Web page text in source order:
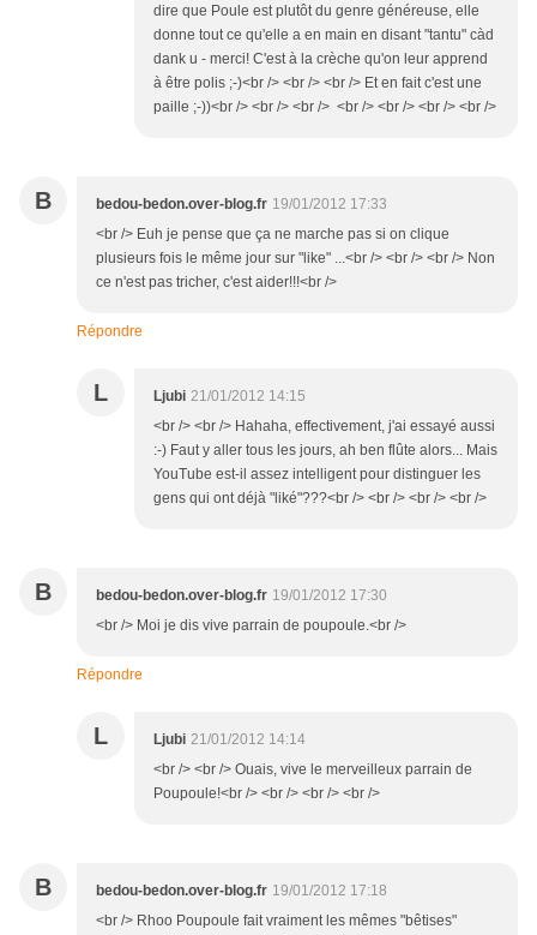
dire que Poule est plutôt du genre généreuse, elle
donne tout ce qu'elle a en main en disant "tantu" càd
dank u - merci! C'est à la crèche qu'on leur apprend
à être polis ;-)<br /> <br /> <br /> Et en fait c'est une
paille ;-))<br /> <br /> <br /> <br /> <br /> <br /> <br />
B bedou-bedon.over-blog.fr 19/01/2012 17:33
<br /> Euh je pense que ça ne marche pas si on clique
plusieurs fois le même jour sur "like" ...<br /> <br /> <br /> Non
ce n'est pas tricher, c'est aider!!!<br />
Répondre
L Ljubi 21/01/2012 14:15
<br /> <br /> Hahaha, effectivement, j'ai essayé aussi
:-) Faut y aller tous les jours, ah ben flûte alors... Mais
YouTube est-il assez intelligent pour distinguer les
gens qui ont déjà "liké"???<br /> <br /> <br /> <br />
B bedou-bedon.over-blog.fr 19/01/2012 17:30
<br /> Moi je dis vive parrain de poupoule.<br />
Répondre
L Ljubi 21/01/2012 14:14
<br /> <br /> Ouais, vive le merveilleux parrain de
Poupoule!<br /> <br /> <br /> <br />
B bedou-bedon.over-blog.fr 19/01/2012 17:18
<br /> Rhoo Poupoule fait vraiment les mêmes "bêtises"